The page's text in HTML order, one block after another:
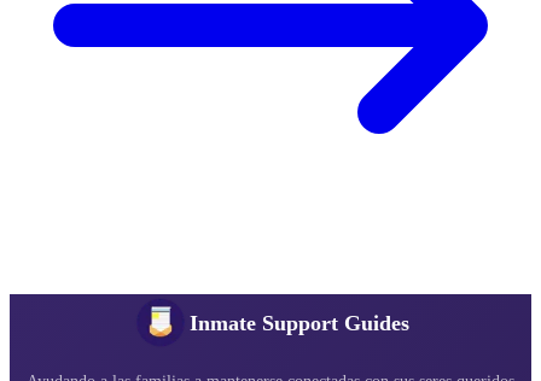
Inmate Support Guides